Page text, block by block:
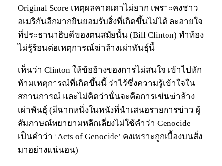
Original Score เหตุผลคาดเดาไม่ยาก เพราะคงชาว
อเมริกันอีกมากยินยอมรับสิ่งที่เกิดขึ้นไม่ได้ ละอายใจ
ที่ประธานาธิบดีของตนสมัยนั้น (Bill Clinton) ทำท้อง
ไม่รู้ร้อนต่อเหตุการณ์ฆ่าล้างเผ่าพันธุ์นี้
เห็นว่า Clinton ให้ข้ออ้างของการไม่สนใจ เข้าไปหัก
ห้ามเหตุการณ์ที่เกิดขึ้นนี้ ว่าไร้ซึ่งความรู้เข้าใจใน
สถานการณ์ และไม่คิดว่านั่นจะคือการเข่นฆ่าล้าง
เผ่าพันธุ์ (มีฉากหนึ่งในหนังที่นำเสนอรายการข่าว ผู้
สัมภาษณ์พยายามหลีกเลี่ยงไม่ใช้คำว่า Genocide
เป็นคำว่า ‘Acts of Genocide’ คงเพราะถูกเบื้องบนสั่ง
มาอย่างแน่นอน)